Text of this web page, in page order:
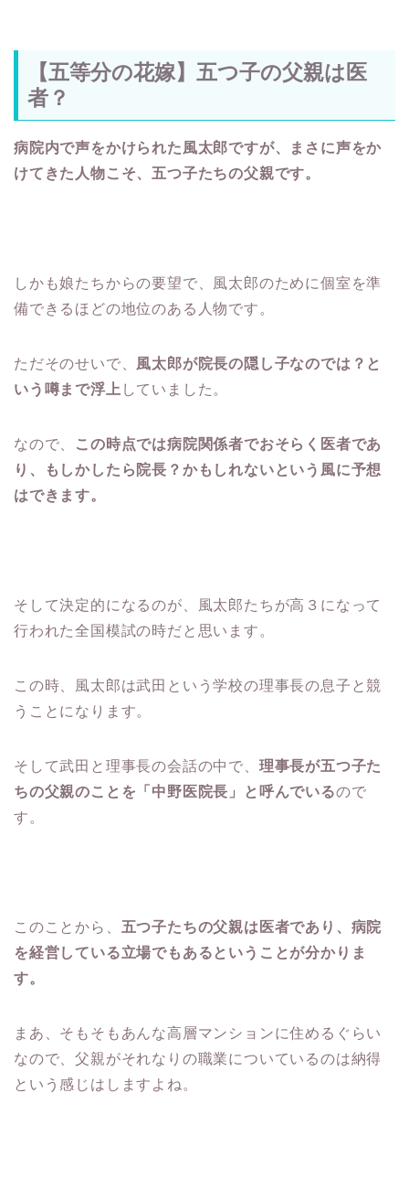
【五等分の花嫁】五つ子の父親は医
者？
病院内で声をかけられた風太郎ですが、まさに声をか
けてきた人物こそ、五つ子たちの父親です。
しかも娘たちからの要望で、風太郎のために個室を準
備できるほどの地位のある人物です。
ただそのせいで、 風太郎が院長の隠し子なのでは？と
いう噂まで浮上 していました。
なので、
この時点では病院関係者でおそらく医者であ
り、もしかしたら院長？かもしれないという風に予想
はできます。
そして決定的になるのが、風太郎たちが高３になって
行われた全国模試の時だと思います。
この時、風太郎は武田という学校の理事長の息子と競
うことになります。
そして武田と理事長の会話の中で、 理事長が五つ子た
ちの父親のことを「中野医院長」と呼んでいるので
す。
このことから、 五つ子たちの父親は医者であり、病院
を経営している立場でもあるということが分かりま
す。
まあ、そもそもあんな高層マンションに住めるぐらい
なので、父親がそれなりの職業についているのは納得
という感じはしますよね。